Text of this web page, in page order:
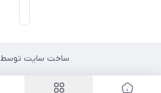
ساخت سایت توسط